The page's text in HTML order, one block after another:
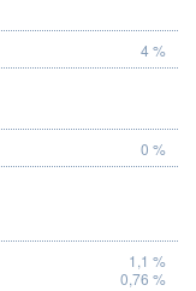
4 %
0 %
1,1 %
0,76 %